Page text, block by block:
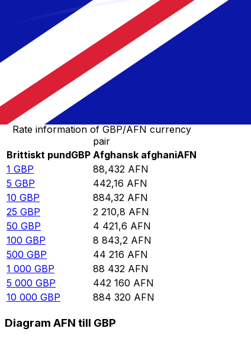
0,565406
GBP
1,13081
GBP
AFN 5,65406
GBP
1 000
11,3081
GBP
56,5406
AFN 113,081
Omvandla Brittiskt pund till Afghansk afghani
Rate information of GBP/AFN currency
pair
Brittiskt pundGBP Afghansk afghaniAFN
1 GBP 88,432 AFN
5 GBP 442,16 AFN
10 GBP 884,32 AFN
25 GBP 2 210,8 AFN
50 GBP 4 421,6 AFN
100 GBP 8 843,2 AFN
500 GBP 44 216 AFN
1 000 GBP 88 432 AFN
5 000 GBP 442 160 AFN
10 000 GBP 884 320 AFN
Diagram AFN till GBP